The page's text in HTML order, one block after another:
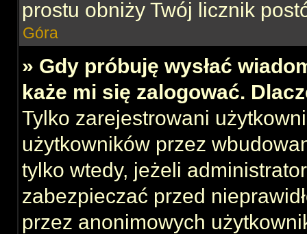
prostu obniży Twój licznik
Góra
» Gdy próbuję wysłać
każe mi się zalogować.
Tylko zarejestrowani
użytkowników przez
tylko wtedy, jeżeli
zabezpieczać przed
przez anonimowych